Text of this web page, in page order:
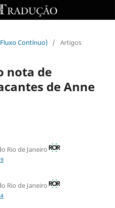
Contínuo)
/ Artigos
nota de
de Anne
Rio de Janeiro
Rio de Janeiro